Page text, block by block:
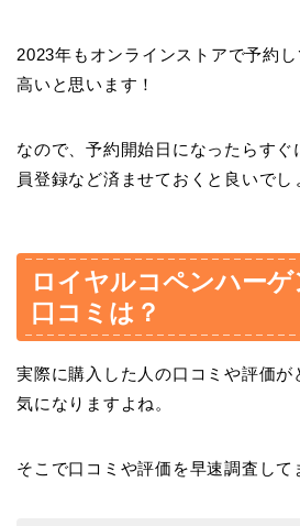
2023年もオンラインストアで予約
高いと思います！
なので、予約開始日になったらすぐ
員登録など済ませておくと良いでし
ロイヤルコペンハー
口コミは？
実際に購入した人の口コミや評価
気になりますよね。
そこで口コミや評価を早速調査して